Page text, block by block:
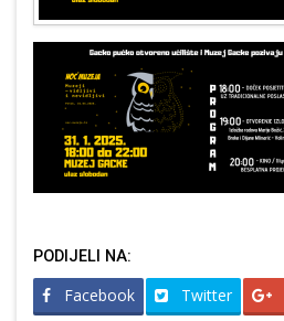
PODIJELI NA:
Facebook Twitter